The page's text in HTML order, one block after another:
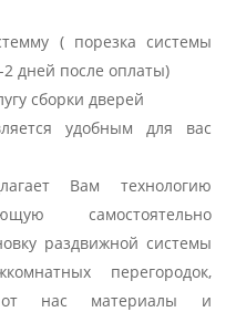
( порезка системы
дней после оплаты)
сборки дверей
удобным для вас
Вам технологию
самостоятельно
раздвижной системы
перегородок,
от нас материалы и